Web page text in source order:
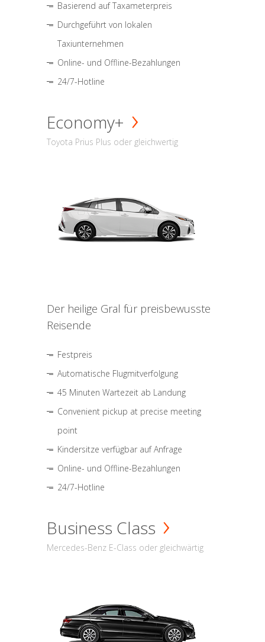
Basierend auf Taxameterpreis
Durchgeführt von lokalen
Taxiunternehmen
Online- und Offline-Bezahlungen
24/7-Hotline
Economy+
Toyota Prius Plus oder gleichwertig
Der heilige Gral für preisbewusste
Reisende
Festpreis
Automatische Flugmitverfolgung
45 Minuten Wartezeit ab Landung
Convenient pickup at precise meeting
point
Kindersitze verfügbar auf Anfrage
Online- und Offline-Bezahlungen
24/7-Hotline
Business Class
Mercedes-Benz E-Class oder gleichwärtig